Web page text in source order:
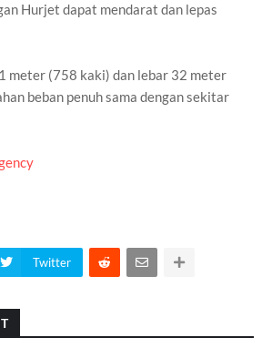
Hurjet dapat mendarat dan lepas
meter (758 kaki) dan lebar 32 meter
beban penuh sama dengan sekitar
Twitter